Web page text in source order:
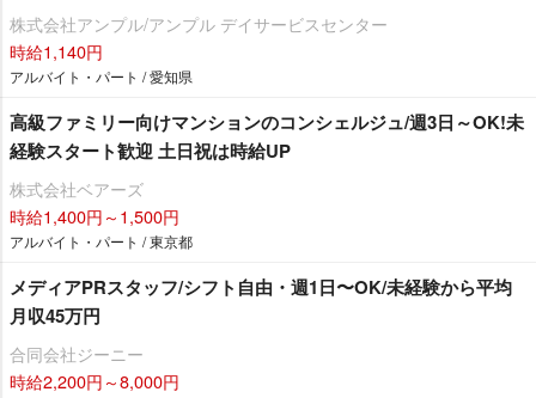
株式会社アンプル/アンプル デイサービスセンター
時給1,140円
アルバイト・パート / 愛知県
高級ファミリー向けマンションのコンシェルジュ/週3日～OK!未
経験スタート歓迎 土日祝は時給UP
株式会社ベアーズ
時給1,400円～1,500円
アルバイト・パート / 東京都
メディアPRスタッフ/シフト自由・週1日〜OK/未経験から平均
月収45万円
合同会社ジーニー
時給2,200円～8,000円